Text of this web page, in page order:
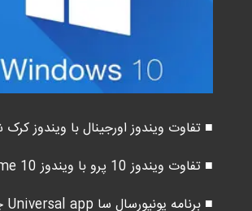
■ تفاوت ویندوز اورجینال با ویندوز
■ تفاوت ویندوز 10 پرو با ویندوز 10 Home
■ برنامه یونیورسال سا Universal app چیه ؟